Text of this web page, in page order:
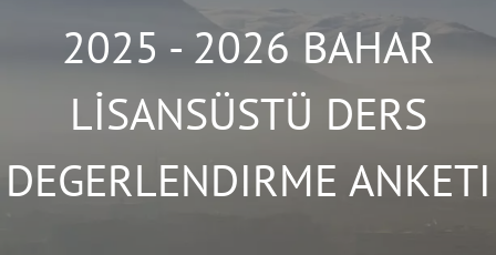
2025 - 2026 BAHAR
LİSANSÜSTÜ DERS
DEGERLENDIRME ANKETI